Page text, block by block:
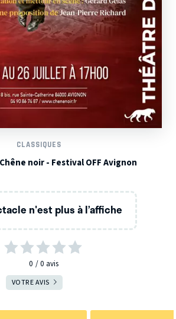
CLASSIQUES
noir - Festival OFF Avignon
n'est plus à l’affiche
0 0 avis
VOTRE AVIS